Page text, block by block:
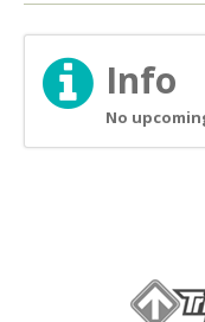
Info
No